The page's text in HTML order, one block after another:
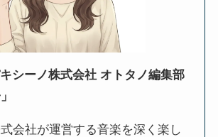
シーノ株式会社 オトタノ編集部
会社が運営する音楽を深く楽し